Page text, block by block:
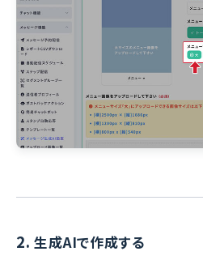
2. 生成AIで作成する